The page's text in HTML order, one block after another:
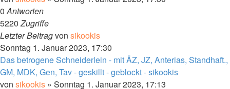
0Antworten
5220Zugriffe
Letzter Beitragvon sikookis
Sonntag 1. Januar 2023, 17:30
Das betrogene Schneiderlein - mit ÄZ, JZ, Anterias, Standhaft.,
GM, MDK, Gen, Tav - geskillt - geblockt - sikookis
von sikookis » Sonntag 1. Januar 2023, 17:13